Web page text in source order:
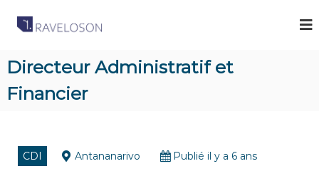
e
n
n
c
Directeur Administratif et
Financier
CDI Antananarivo Publié il y a 6 ans